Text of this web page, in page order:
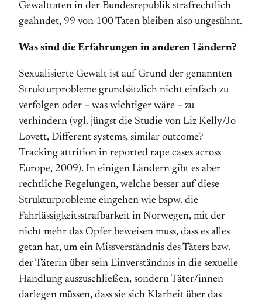
Gewalttaten in der Bundesrepublik strafrechtlich
geahndet, 99 von 100 Taten bleiben also ungesühnt.
Was sind die Erfahrungen in anderen Ländern?
Sexualisierte Gewalt ist auf Grund der genannten
Strukturprobleme grundsätzlich nicht einfach zu
verfolgen oder – was wichtiger wäre – zu
verhindern (vgl. jüngst die Studie von Liz Kelly/Jo
Lovett, Different systems, similar outcome?
Tracking attrition in reported rape cases across
Europe, 2009). In einigen Ländern gibt es aber
rechtliche Regelungen, welche besser auf diese
Struktur­probleme eingehen wie bspw. die
Fahrlässigkeitsstrafbarkeit in Norwegen, mit der
nicht mehr das Opfer beweisen muss, dass es alles
getan hat, um ein Missverständnis des Täters bzw.
der Täterin über sein Einverständnis in die sexuelle
Handlung auszuschließen, sondern Täter/innen
darlegen müssen, dass sie sich Klarheit über das